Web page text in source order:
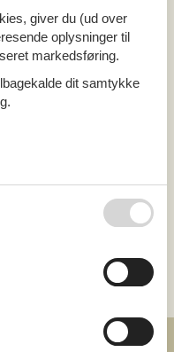
giver du (ud over
oplysninger til
markedsføring.
dit samtykke